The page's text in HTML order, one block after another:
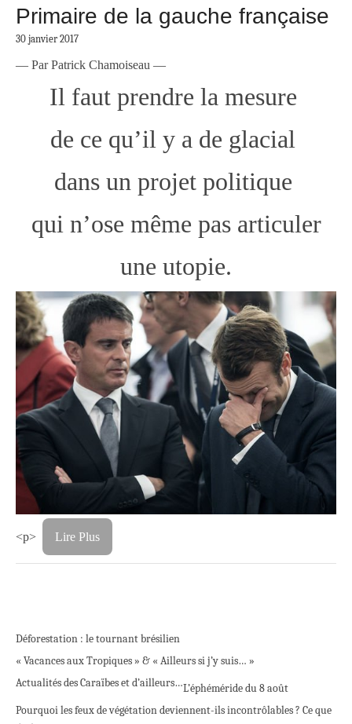
Primaire de la gauche française
30 janvier 2017
— Par Patrick Chamoiseau —
Il faut prendre la mesure
de ce qu’il y a de glacial
dans un projet politique
qui n’ose même pas articuler
une utopie.
<p> Lire Plus
Déforestation : le tournant brésilien
« Vacances aux Tropiques » & « Ailleurs si j’y suis… »
Actualités des Caraïbes et d’ailleurs…L’éphéméride du 8 août
Pourquoi les feux de végétation deviennent-ils incontrôlables ? Ce que